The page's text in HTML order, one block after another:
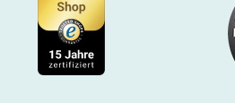
Cookie-Einstellungen
ImpressumGratis Versand ab 100€
Kostenlose Rücksendung